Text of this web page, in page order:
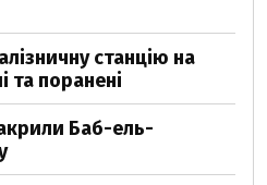
станцію на
та поранені
Баб-ель-